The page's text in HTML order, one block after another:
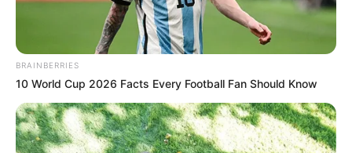
BRAINBERRIES
10 World Cup 2026 Facts Every Football Fan Should Know